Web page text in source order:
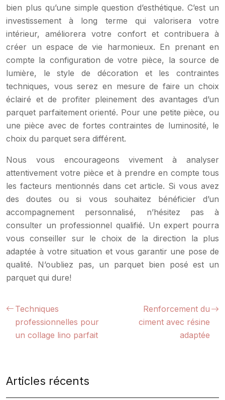
bien plus qu’une simple question d’esthétique. C’est un
investissement à long terme qui valorisera votre
intérieur, améliorera votre confort et contribuera à
créer un espace de vie harmonieux. En prenant en
compte la configuration de votre pièce, la source de
lumière, le style de décoration et les contraintes
techniques, vous serez en mesure de faire un choix
éclairé et de profiter pleinement des avantages d’un
parquet parfaitement orienté. Pour une petite pièce, ou
une pièce avec de fortes contraintes de luminosité, le
choix du parquet sera différent.
Nous vous encourageons vivement à analyser
attentivement votre pièce et à prendre en compte tous
les facteurs mentionnés dans cet article. Si vous avez
des doutes ou si vous souhaitez bénéficier d’un
accompagnement personnalisé, n’hésitez pas à
consulter un professionnel qualifié. Un expert pourra
vous conseiller sur le choix de la direction la plus
adaptée à votre situation et vous garantir une pose de
qualité. N’oubliez pas, un parquet bien posé est un
parquet qui dure!
Techniques
professionnelles pour
un collage lino parfait
Renforcement du
ciment avec résine
adaptée
Articles récents